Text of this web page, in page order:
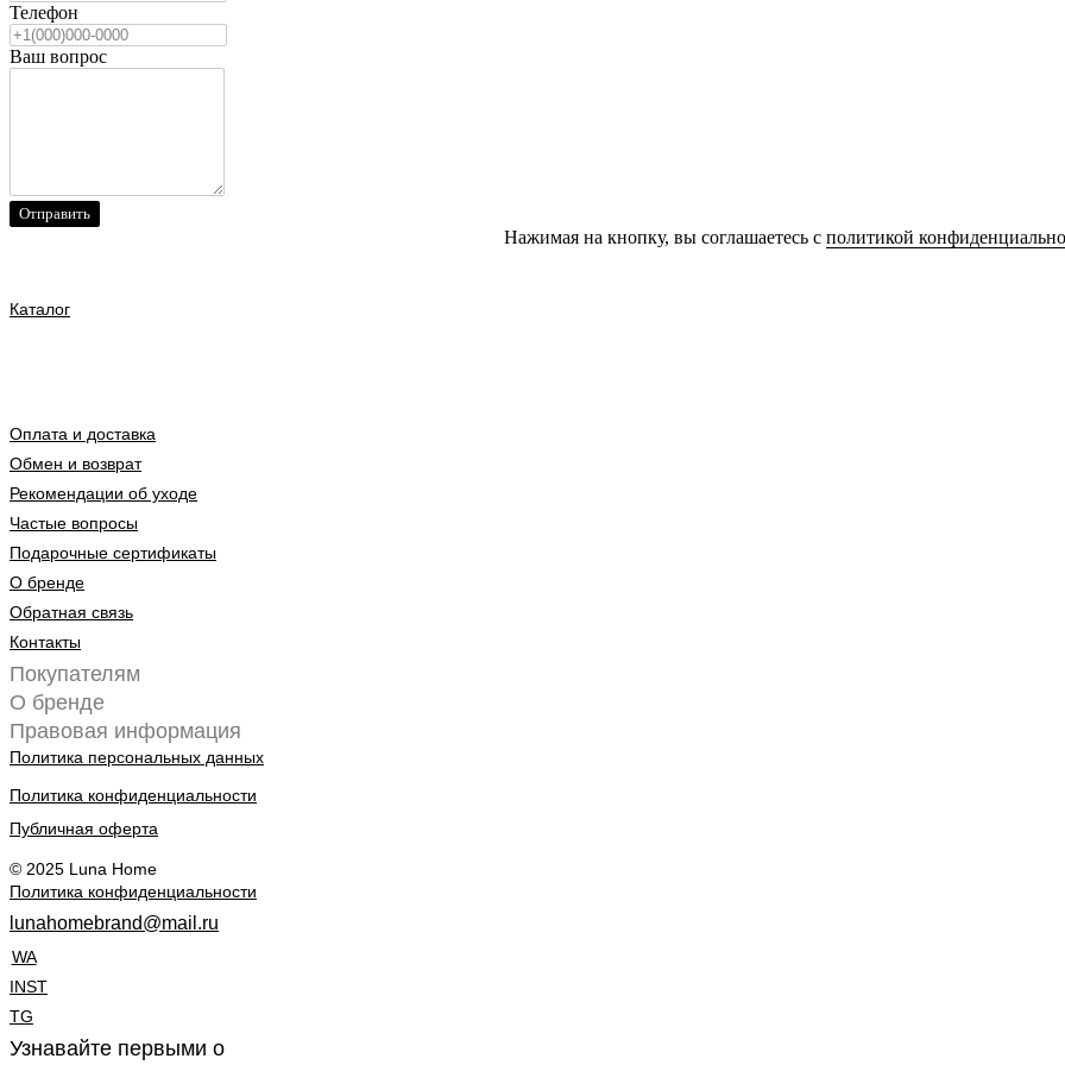
Каталог
Оплата и доставка
Обмен и возврат
Рекомендации об уходе
Частые вопросы
Подарочные сертификаты
О бренде
Обратная связь
Контакты
Покупателям
О бренде
Правовая информация
Политика персональных данных
Политика конфиденциальности
Публичная оферта
© 2025 Luna Home
Политика конфиденциальности
lunahomebrand@mail.ru
WA
INST
TG
Узнавайте первыми о
Телефон
Ваш вопрос
Отправить
Нажимая на кнопку, вы соглашаетесь с политикой